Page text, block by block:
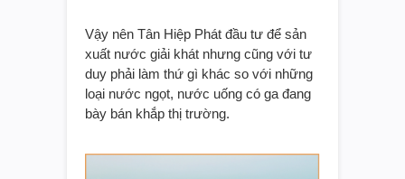
Vậy nên Tân Hiệp Phát đầu tư để sản
xuất nước giải khát nhưng cũng với tư
duy phải làm thứ gì khác so với những
loại nước ngọt, nước uống có ga đang
bày bán khắp thị trường.